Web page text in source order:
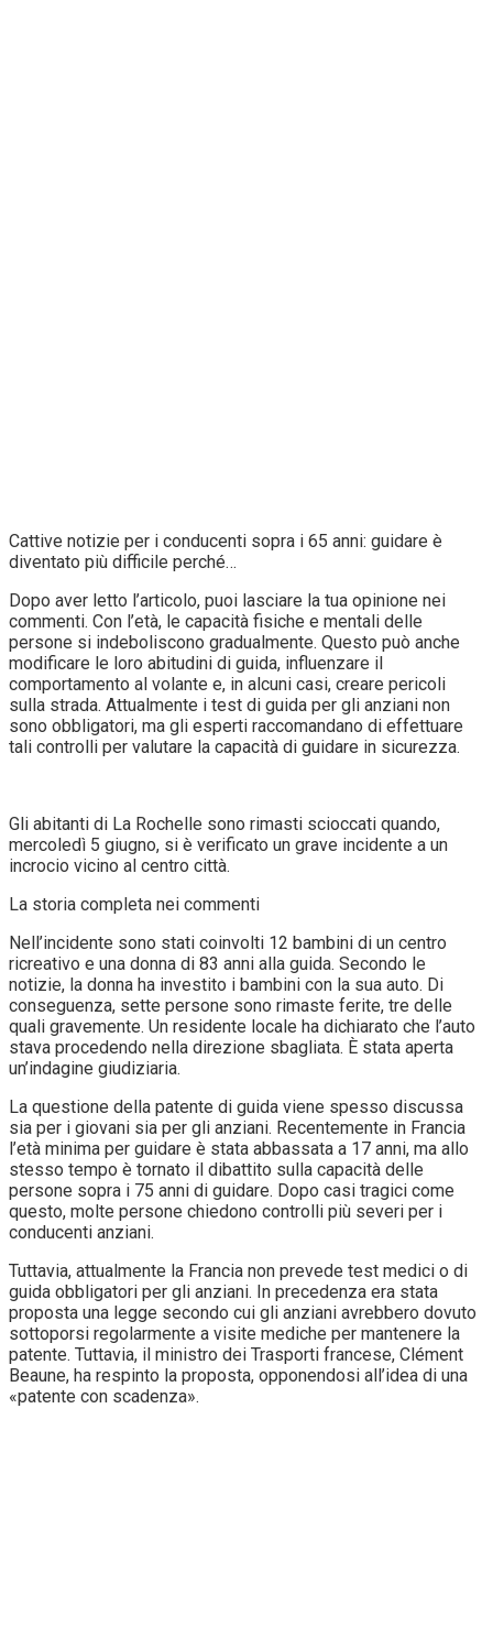
Cattive notizie per i conducenti sopra i 65 anni: guidare è
diventato più difficile perché…
Dopo aver letto l’articolo, puoi lasciare la tua opinione nei
commenti. Con l’età, le capacità fisiche e mentali delle
persone si indeboliscono gradualmente. Questo può anche
modificare le loro abitudini di guida, influenzare il
comportamento al volante e, in alcuni casi, creare pericoli
sulla strada. Attualmente i test di guida per gli anziani non
sono obbligatori, ma gli esperti raccomandano di effettuare
tali controlli per valutare la capacità di guidare in sicurezza.
Gli abitanti di La Rochelle sono rimasti scioccati quando,
mercoledì 5 giugno, si è verificato un grave incidente a un
incrocio vicino al centro città.
La storia completa nei commenti
Nell’incidente sono stati coinvolti 12 bambini di un centro
ricreativo e una donna di 83 anni alla guida. Secondo le
notizie, la donna ha investito i bambini con la sua auto. Di
conseguenza, sette persone sono rimaste ferite, tre delle
quali gravemente. Un residente locale ha dichiarato che l’auto
stava procedendo nella direzione sbagliata. È stata aperta
un’indagine giudiziaria.
La questione della patente di guida viene spesso discussa
sia per i giovani sia per gli anziani. Recentemente in Francia
l’età minima per guidare è stata abbassata a 17 anni, ma allo
stesso tempo è tornato il dibattito sulla capacità delle
persone sopra i 75 anni di guidare. Dopo casi tragici come
questo, molte persone chiedono controlli più severi per i
conducenti anziani.
Tuttavia, attualmente la Francia non prevede test medici o di
guida obbligatori per gli anziani. In precedenza era stata
proposta una legge secondo cui gli anziani avrebbero dovuto
sottoporsi regolarmente a visite mediche per mantenere la
patente. Tuttavia, il ministro dei Trasporti francese, Clément
Beaune, ha respinto la proposta, opponendosi all’idea di una
«patente con scadenza».